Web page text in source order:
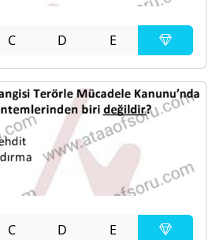
C D E
C D E